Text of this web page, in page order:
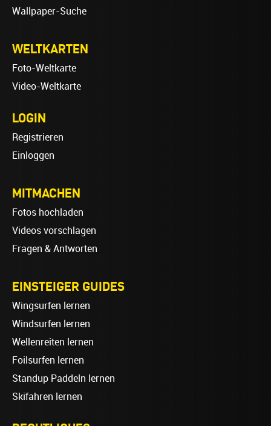
Wallpaper-Suche
WELTKARTEN
Foto-Weltkarte
Video-Weltkarte
LOGIN
Registrieren
Einloggen
MITMACHEN
Fotos hochladen
Videos vorschlagen
Fragen & Antworten
EINSTEIGER GUIDES
Wingsurfen lernen
Windsurfen lernen
Wellenreiten lernen
Foilsurfen lernen
Standup Paddeln lernen
Skifahren lernen